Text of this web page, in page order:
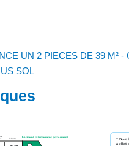
UN 2 PIECES DE 39 M²
SOL